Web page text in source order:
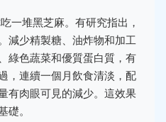
一堆黑芝麻。有研究指出，
減少精製糖、油炸物和加工
綠色蔬菜和優質蛋白質，有
，連續一個月飲食清淡，配
有肉眼可見的減少。這效果
。